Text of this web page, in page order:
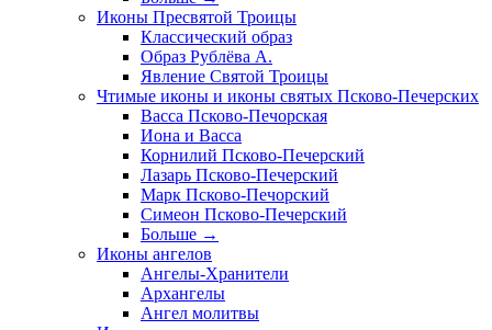
Иконы Пресвятой Троицы
Классический образ
Образ Рублёва А.
Явление Святой Троицы
Чтимые иконы и иконы святых Псково-Печерских
Васса Псково-Печорская
Иона и Васса
Корнилий Псково-Печерский
Лазарь Псково-Печерский
Марк Псково-Печорский
Симеон Псково-Печерский
Больше →
Иконы ангелов
Ангелы-Хранители
Архангелы
Ангел молитвы